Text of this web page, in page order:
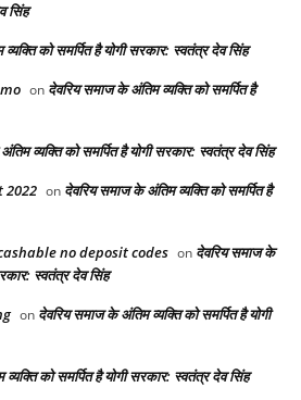
सिंह
को समर्पित है योगी सरकार: स्वतंत्र देव सिंह
on देवरिय समाज के अंतिम व्यक्ति को समर्पित है
व्यक्ति को समर्पित है योगी सरकार: स्वतंत्र देव सिंह
2022 on देवरिय समाज के अंतिम व्यक्ति को समर्पित है
no deposit codes on देवरिय समाज के
स्वतंत्र देव सिंह
on देवरिय समाज के अंतिम व्यक्ति को समर्पित है योगी
को समर्पित है योगी सरकार: स्वतंत्र देव सिंह